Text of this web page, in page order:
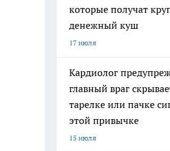
которые получат
денежный куш
17 июля
Кардиолог
главный враг
тарелке или пачке
этой привычке
15 июля